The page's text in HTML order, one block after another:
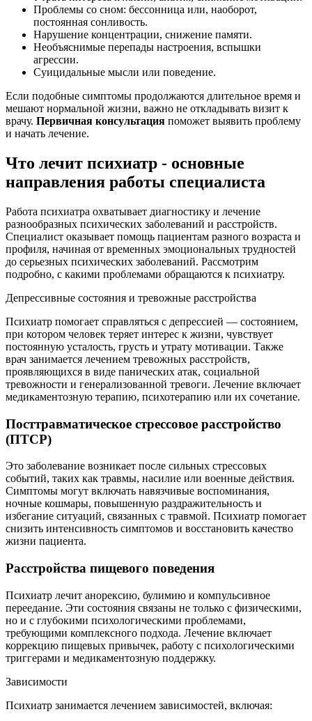
Проблемы со сном: бессонница или, наоборот,
постоянная сонливость.
Нарушение концентрации, снижение памяти.
Необъяснимые перепады настроения, вспышки
агрессии.
Суицидальные мысли или поведение.
Если подобные симптомы продолжаются длительное время и
мешают нормальной жизни, важно не откладывать визит к
врачу. Первичная консультация поможет выявить проблему
и начать лечение.
Что лечит психиатр - основные
направления работы специалиста
Работа психиатра охватывает диагностику и лечение
разнообразных психических заболеваний и расстройств.
Специалист оказывает помощь пациентам разного возраста и
профиля, начиная от временных эмоциональных трудностей
до серьезных психических заболеваний. Рассмотрим
подробно, с какими проблемами обращаются к психиатру.
Депрессивные состояния и тревожные расстройства
Психиатр помогает справляться с депрессией — состоянием,
при котором человек теряет интерес к жизни, чувствует
постоянную усталость, грусть и утрату мотивации. Также
врач занимается лечением тревожных расстройств,
проявляющихся в виде панических атак, социальной
тревожности и генерализованной тревоги. Лечение включает
медикаментозную терапию, психотерапию или их сочетание.
Посттравматическое стрессовое расстройство
(ПТСР)
Это заболевание возникает после сильных стрессовых
событий, таких как травмы, насилие или военные действия.
Симптомы могут включать навязчивые воспоминания,
ночные кошмары, повышенную раздражительность и
избегание ситуаций, связанных с травмой. Психиатр помогает
снизить интенсивность симптомов и восстановить качество
жизни пациента.
Расстройства пищевого поведения
Психиатр лечит анорексию, булимию и компульсивное
переедание. Эти состояния связаны не только с физическими,
но и с глубокими психологическими проблемами,
требующими комплексного подхода. Лечение включает
коррекцию пищевых привычек, работу с психологическими
триггерами и медикаментозную поддержку.
Зависимости
Психиатр занимается лечением зависимостей, включая: